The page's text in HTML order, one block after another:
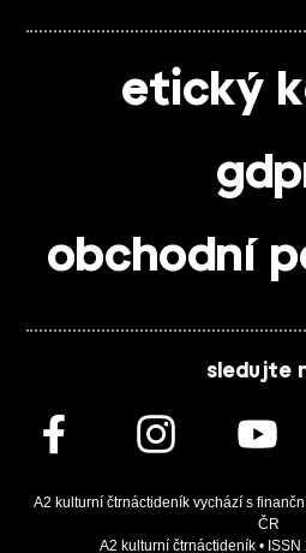
etický
obchodní
sledujte
A2 kulturní čtrnáctideník vychází s
ČR
A2 kulturní čtrnáctideník • ISSN